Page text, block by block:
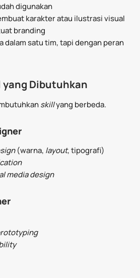
digunakan
karakter atau ilustrasi visual
branding
dalam satu tim, tapi dengan peran
yang Dibutuhkan
skillyang berbeda.
(warna, layout, tipografi)
media design